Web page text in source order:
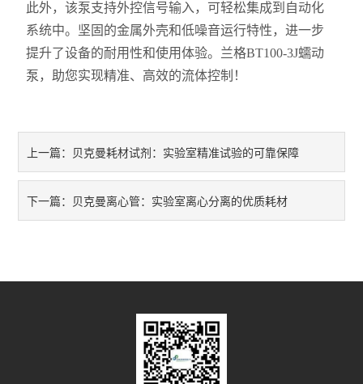
赛默飞
此外，该泵支持外控信号输入，可轻松集成到自动化
系统中。坚固的金属外壳和低噪音运行特性，进一步
提升了设备的耐用性和使用体验。兰格BT100-3J蠕动
泵，助您实现精准、高效的流体控制！
上一篇： 贝克曼耗材试剂：实验室精准试验的可靠保障
下一篇： 贝克曼离心管：实验室离心分离的优质耗材